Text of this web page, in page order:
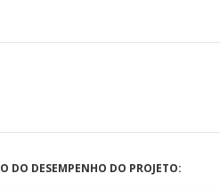
DO DESEMPENHO DO PROJETO: